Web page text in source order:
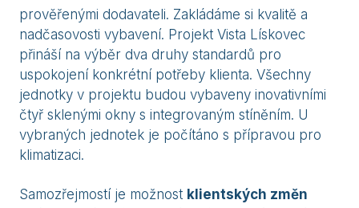
prověřenými dodavateli. Zakládáme si kvalitě a
nadčasovosti vybavení. Projekt Vista Lískovec
přináší na výběr dva druhy standardů pro
uspokojení konkrétní potřeby klienta. Všechny
jednotky v projektu budou vybaveny inovativními
čtyř sklenými okny s integrovaným stíněním. U
vybraných jednotek je počítáno s přípravou pro
klimatizaci.
Samozřejmostí je možnost klientských změn